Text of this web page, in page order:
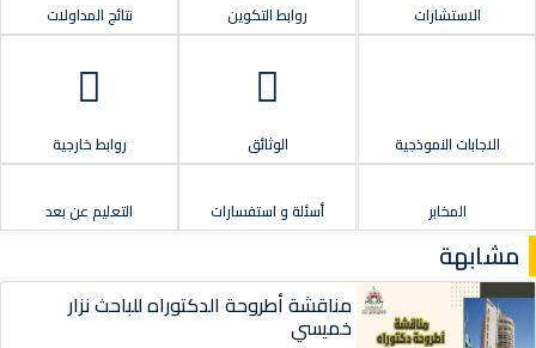
الاستشارات روابط التكوين نتائج المداولات
الاجابات النموذجية الوثائق روابط خارجية
المخابر أسئلة و استفسارات التعليم عن بعد
مشابهة
مناقشة أطروحة الدكتوراه للباحث نزار
خميسي